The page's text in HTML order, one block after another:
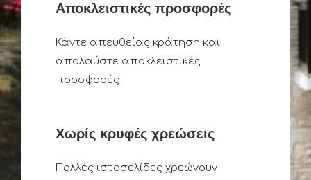
Αποκλειστικές προσφορές
Κάντε απευθείας κράτηση και
απολαύστε αποκλειστικές
προσφορές
Χωρίς κρυφές χρεώσεις
Πολλές ιστοσελίδες χρεώνουν